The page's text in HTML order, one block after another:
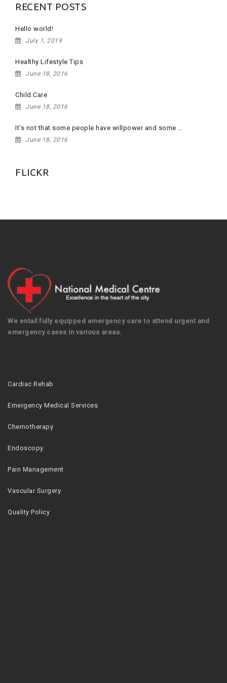
RECENT POSTS
Hello world!
July 1, 2019
Healthy Lifestyle Tips
June 18, 2016
Child Care
June 18, 2016
It’s not that some people have willpower and some …
June 18, 2016
FLICKR
We entail fully equipped emergency care to attend urgent and
emergency cases in various areas.
Cardiac Rehab
Emergency Medical Services
Chemotherapy
Endoscopy
Pain Management
Vascular Surgery
Quality Policy